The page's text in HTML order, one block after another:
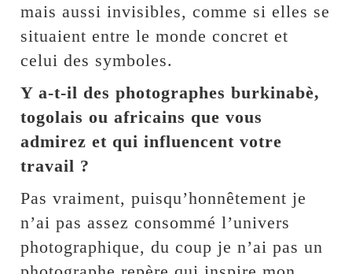
mais aussi invisibles, comme si elles se
situaient entre le monde concret et
celui des symboles.
Y a-t-il des photographes burkinabè,
togolais ou africains que vous
admirez et qui influencent votre
travail ?
Pas vraiment, puisqu’honnêtement je
n’ai pas assez consommé l’univers
photographique, du coup je n’ai pas un